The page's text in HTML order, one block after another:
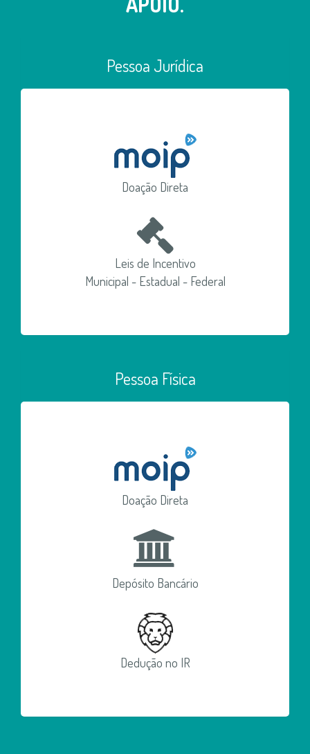
Pessoa Jurídica
Doação Direta
Leis de Incentivo
Municipal - Estadual - Federal
Pessoa Física
Doação Direta
Depósito Bancário
Dedução no IR